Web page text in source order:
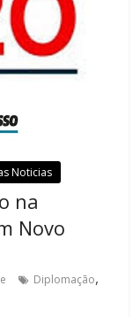
Noticias
na
Novo
Diplomação,